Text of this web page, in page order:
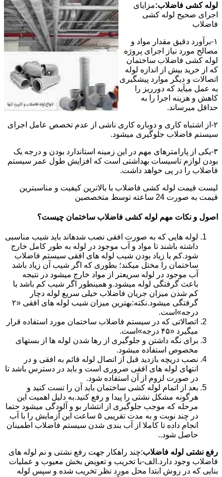
لوله کشی فاضلاب:مزایای
اجرای صحیح لوله کشی
فاضلاب
۱-برآورد دقیق مقدار مواد و
مصالح مورد نیاز اجرای پروژه
لوله کشی فاضلاب ساختمان
که از خرید بیش از اندازه لوله
اتصالات و دیگر موارد پیشگیری
به عمل میآید که دورریز را
کاهش و هزینه اجرا را به
حداقل میرساند.
۲-از اشتباه کاری و دوباره کاری ناشی از عدم تخصص عامل اجرای
سیستم فاضلاب جلوگیری میشود.
۳-یکی از پارامترهای مهم در این زمینه استاندارد بودن و درجه یک
بودن لوازم تاسیسات بهداشتی است که افزایش طول عمر سیستم
فاضلاب را در پی خواهد داشت.
لیست قیمت لوله کشی فاضلاب با بالاترین کیفیت و مناسبترین
قیمت به صورت 24 ساعته توسط متخصصین
اصول و نکات مهم لوله کشی فاضلاب ساختمان چیست؟
لوله هایی که به صورت افقی نصب شدهاند باید شیب مناسبی
داشته باشند تا مواد و آب موجود در لوله به طور کامل خارج
شود.کم یا زیاد بودن شیب لوله های افقی سیستم فاضلاب
ساختمان را مختل میکند؛ بطوری که اگر شیب آن زیاد باشد
آب موجود در لوله سریعتر از مواد خارج میشود در نتیجه
باعث گرفتگی لوله میشود.و همینطور اگر شیب کم باشد با
کم شدن میزان جریان فاضلاب خیلی سریع لوله دچار
گرفتگی میشود.نکته:بهترین میزان شیب لوله های افقی «۲
درجه»است.
اتصالاتی که در سیستم فاضلاب ساختمان مورد استفاده قرار
میگیرد «۴۵ درجه»است.
برای نگه داشتن و جلوگیری از رها شدن لوله ها از بستهای
مخصوص استفاده میشود.
نصب دریچه بازدید قبل از اتصال لوله قائم به افقی و در
انتهای لوله های افقی ضروری است و باید در دسترس باشد تا
در صورت لزوم از آن استفاده شود.
بعد از اتمام لوله کشی ساختمان باید آن را تست کنید و
هرگونه مشکل نشتی را پیدا و رفع کنید.به دلیل اهمیت این
مرحله که موجب جلوگیری از انتشار بو و آلودگی میشود حتما
در چند نوبت و به مدت تقریبی ۵ ساعت این آزمایش را با آب
انجام داده تا کاملا از آب بندی شدن سیستم فاضلاب اطمینان
حاصل شود..
رفع نشتی لوله فاضلاب:چند راهکار جهت رفع نشتی و نم لوله های
فاضلاب وجود دارد.الف-با تخریب و تعویض بخش معیوب و عملیات
بنایی که در روش ابتدا محل مورد نظر تخریب شده و سپس لوله